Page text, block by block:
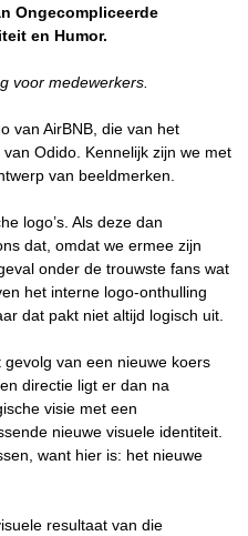
Ongecompliceerde
en Humor.
voor medewerkers.
van AirBNB, die van het
Odido. Kennelijk zijn we met
van beeldmerken.
logo’s. Als deze dan
dat, omdat we ermee zijn
onder de trouwste fans wat
het interne logo-onthulling
dat pakt niet altijd logisch uit.
van een nieuwe koers
directie ligt er dan na
visie met een
nieuwe visuele identiteit.
want hier is: het nieuwe
resultaat van die